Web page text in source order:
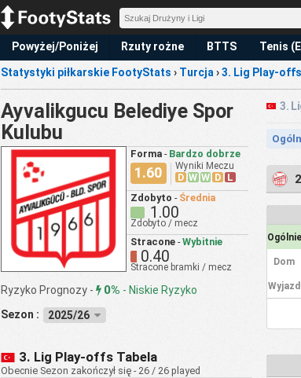
Powyżej/Poniżej Rzuty rożne BTTS Tenis
Statystyki piłkarskie FootyStats › Turcja ›3. Lig Play-offs
Ayvalikgucu Belediye Spor
Kulubu
Forma - Bardzo dobrze
1.60 Wyniki Meczu
D W W D L
Zdobyto - Średnia
1.00
Zdobyto / mecz
Stracone - Wybitnie
0.40
Stracone bramki / mecz
Ryzyko Prognozy - 0% - Niskie Ryzyko
Sezon :
2025/26
3. Lig Play-offs Tabela
Obecnie Sezon zakończył się - 26 / 26 played
3.
Ogólnie
Dom
Wyjazd